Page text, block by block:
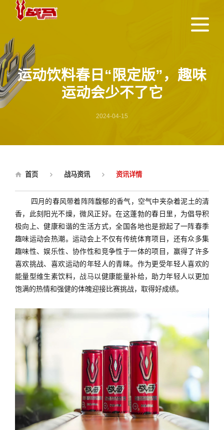
运动饮料春日“限定版”，趣味
运动会少不了它
2024-04-15
首页 战马资讯 资讯详情
四月的春风带着阵阵馥郁的香气，空气中夹杂着泥土的清
香，此刻阳光不燥，微风正好。在这蓬勃的春日里，为倡导积
极向上、健康和谐的生活方式，全国各地也是掀起了一阵春季
趣味运动会热潮。运动会上不仅有传统体育项目，还有众多集
趣味性、娱乐性、协作性和竞争性于一体的项目，赢得了许多
喜欢挑战、喜欢运动的年轻人的青睐。作为更受年轻人喜欢的
能量型维生素饮料， 战马以健康能量补给，助力年轻人以更加
饱满的热情和强健的体魄迎接比赛挑战，取得好成绩。